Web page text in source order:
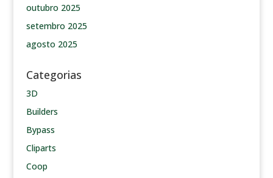
outubro 2025
setembro 2025
agosto 2025
Categorias
3D
Builders
Bypass
Cliparts
Coop